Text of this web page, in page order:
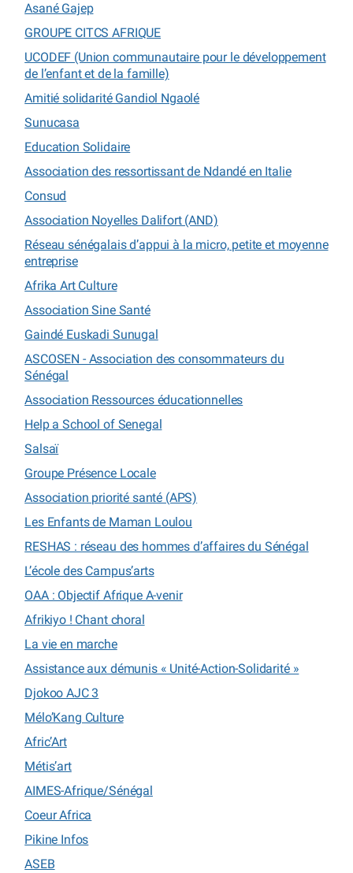
Asané Gajep
GROUPE CITCS AFRIQUE
UCODEF (Union communautaire pour le développement
de l’enfant et de la famille)
Amitié solidarité Gandiol Ngaolé
Sunucasa
Education Solidaire
Association des ressortissant de Ndandé en Italie
Consud
Association Noyelles Dalifort (AND)
Réseau sénégalais d’appui à la micro, petite et moyenne
entreprise
Afrika Art Culture
Association Sine Santé
Gaindé Euskadi Sunugal
ASCOSEN - Association des consommateurs du
Sénégal
Association Ressources éducationnelles
Help a School of Senegal
Salsaï
Groupe Présence Locale
Association priorité santé (APS)
Les Enfants de Maman Loulou
RESHAS : réseau des hommes d’affaires du Sénégal
L’école des Campus’arts
OAA : Objectif Afrique A-venir
Afrikiyo ! Chant choral
La vie en marche
Assistance aux démunis « Unité-Action-Solidarité »
Djokoo AJC 3
Mélo’Kang Culture
Afric’Art
Métis’art
AIMES-Afrique/Sénégal
Coeur Africa
Pikine Infos
ASEB